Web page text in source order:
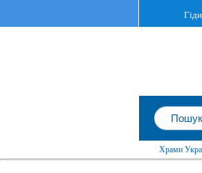
Гіди
Храми